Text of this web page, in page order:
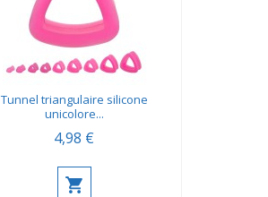
Tunnel triangulaire silicone
unicolore...
4,98 €